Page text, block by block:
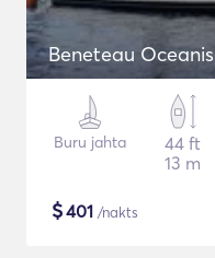
Beneteau Oceanis
Buru jahta
44 ft
13 m
$401 /nakts